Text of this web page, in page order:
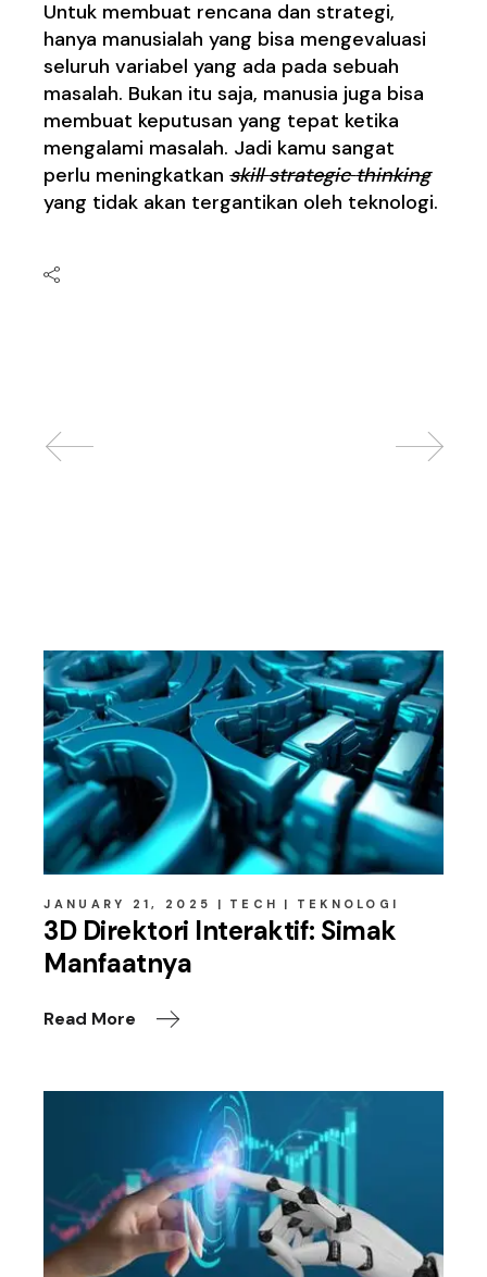
Untuk membuat rencana dan strategi,
hanya manusialah yang bisa mengevaluasi
seluruh variabel yang ada pada sebuah
masalah. Bukan itu saja, manusia juga bisa
membuat keputusan yang tepat ketika
mengalami masalah. Jadi kamu sangat
perlu meningkatkanskill strategic thinking
yang tidak akan tergantikan oleh teknologi.
JANUARY 21, 2025 TECH TEKNOLOGI
3D Direktori Interaktif: Simak
Manfaatnya
Read More